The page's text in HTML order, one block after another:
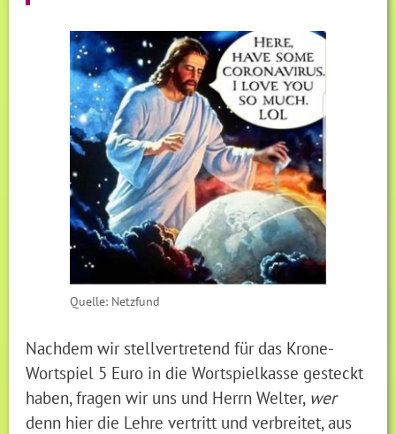
Quelle: Netzfund
Nachdem wir stellvertretend für das Krone-
Wortspiel 5 Euro in die Wortspielkasse gesteckt
haben, fragen wir uns und Herrn Welter, wer
denn hier die Lehre vertritt und verbreitet, aus